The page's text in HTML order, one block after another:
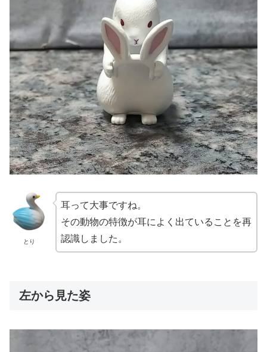
とり
耳って大事ですね。
その動物の特徴が耳によく出ていることを再
認識しました。
左から見た姿